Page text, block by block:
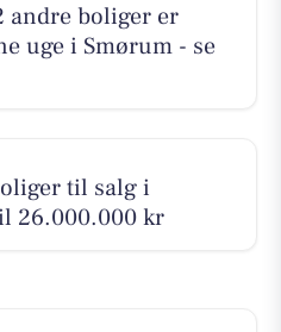
andre boliger er
uge i Smørum - se
til salg i
26.000.000 kr